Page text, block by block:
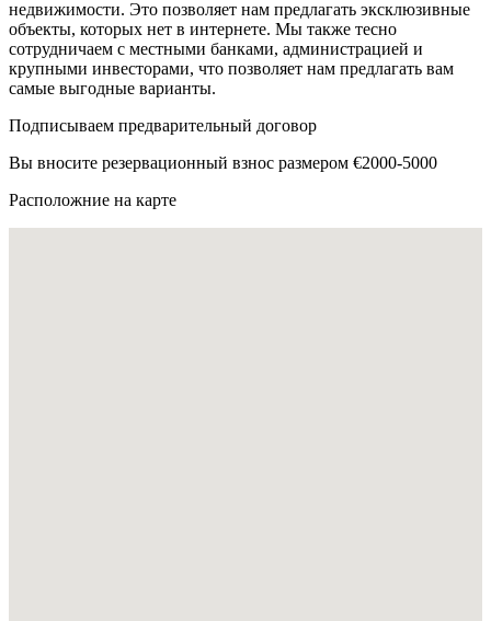
недвижимости. Это позволяет нам предлагать эксклюзивные
объекты, которых нет в интернете. Мы также тесно
сотрудничаем с местными банками, администрацией и
крупными инвесторами, что позволяет нам предлагать вам
самые выгодные варианты.
Подписываем предварительный договор
Вы вносите резервационный взнос размером €2000-5000
Расположние на карте